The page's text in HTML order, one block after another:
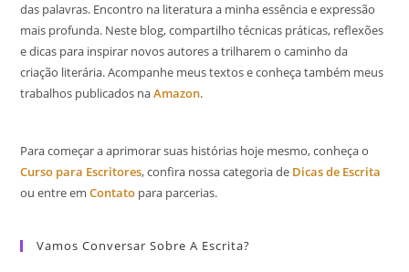
das palavras. Encontro na literatura a minha essência e expressão
mais profunda. Neste blog, compartilho técnicas práticas, reflexões
e dicas para inspirar novos autores a trilharem o caminho da
criação literária. Acompanhe meus textos e conheça também meus
trabalhos publicados naAmazon.
Para começar a aprimorar suas histórias hoje mesmo, conheça o
Curso para Escritores, confira nossa categoria de Dicas de Escrita
ou entre emContato para parcerias.
Vamos Conversar Sobre A Escrita?